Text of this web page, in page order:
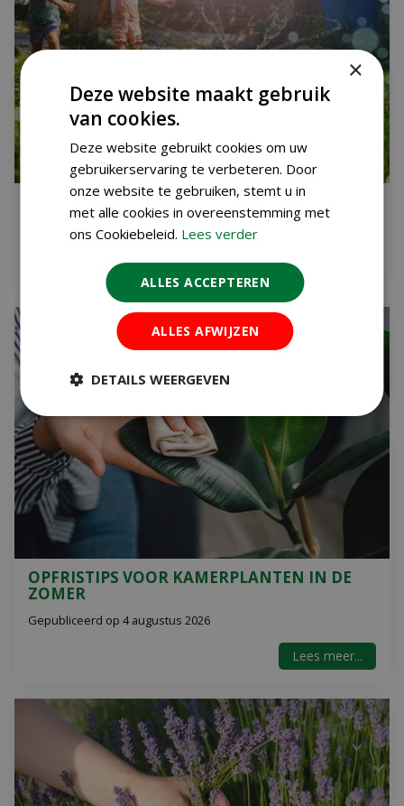
VAKANTIETIPS (VOOR KIDS) IN EIGEN TUIN
Gepubliceerd op6 augustus 2026
Lees meer...
OPFRISTIPS VOOR KAMERPLANTEN IN DE
ZOMER
Gepubliceerd op 4 augustus 2026
Lees meer...
×
Deze website maakt gebruik
van cookies.
Deze website gebruikt cookies om uw
gebruikerservaring te verbeteren. Door
onze website te gebruiken, stemt u in
met alle cookies in overeenstemming met
ons Cookiebeleid. Lees verder
ALLES ACCEPTEREN
ALLES AFWIJZEN
DETAILS WEERGEVEN